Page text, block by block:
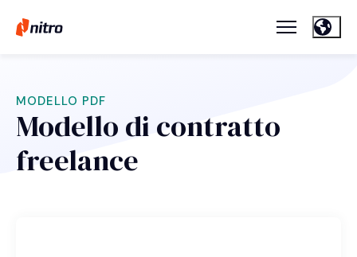
MODELLO PDF
Modello di contratto
freelance